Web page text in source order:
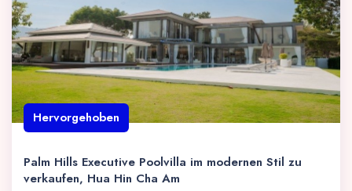
Hervorgehoben
Palm Hills Executive Poolvilla im modernen Stil zu
verkaufen, Hua Hin Cha Am